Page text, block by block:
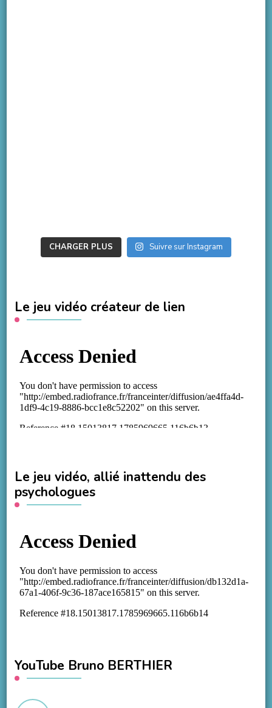
CHARGER PLUS Suivre sur Instagram
Le jeu vidéo créateur de lien
Le jeu vidéo, allié inattendu des
psychologues
YouTube Bruno BERTHIER